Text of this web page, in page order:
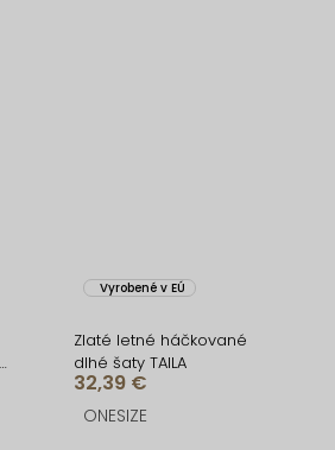
Vyrobené v EÚ
Zlaté letné háčkované
dlhé šaty TAILA
32,39 €
ONESIZE